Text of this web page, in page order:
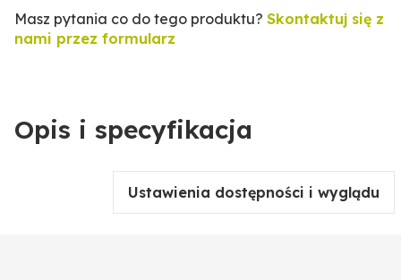
Masz pytania co do tego produktu? Skontaktuj się z
nami przez formularz
Opis i specyfikacja
Ustawienia dostępności i wyglądu